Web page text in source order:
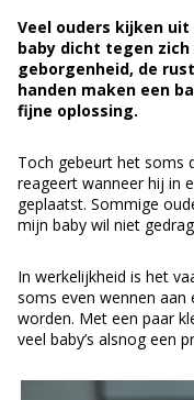
Veel ouders kijken
baby dicht tegen zich
geborgenheid, de
handen maken een
fijne oplossing.
Toch gebeurt het soms
reageert wanneer hij in
geplaatst. Sommige
mijn baby wil niet
In werkelijkheid is het
soms even wennen aan
worden. Met een paar
veel baby’s alsnog een